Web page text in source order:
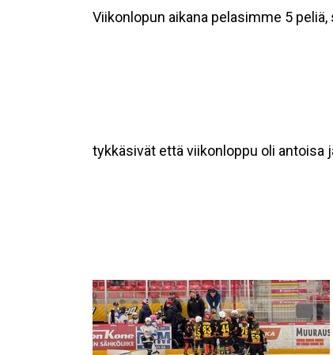
Viikonlopun aikana pelasimme 5
tykkäsivät että viikonloppu oli antoisa